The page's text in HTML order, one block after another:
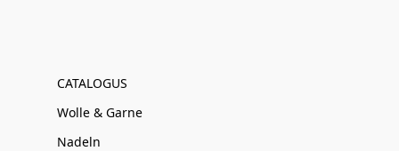
CATALOGUS
Wolle & Garne
Nadeln